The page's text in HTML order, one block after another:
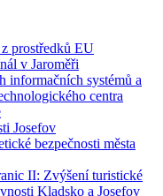
prostředků EU
v Jaroměři
informačních systémů a
centra
Josefov
bezpečnosti města
II: Zvýšení turistické
Kladsko a Josefov